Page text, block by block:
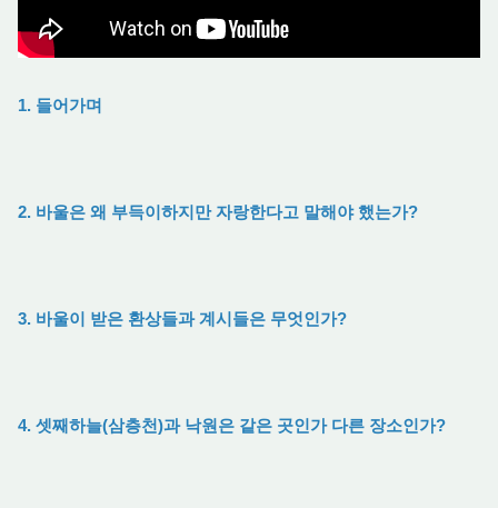
1. 들어가며
2. 바울은 왜 부득이하지만 자랑한다고 말해야 했는가?
3. 바울이 받은 환상들과 계시들은 무엇인가?
4. 셋째하늘(삼층천)과 낙원은 같은 곳인가 다른 장소인가?